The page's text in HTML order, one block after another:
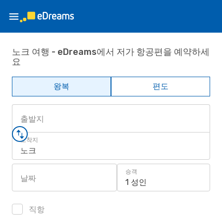
노크 여행 - eDreams에서 저가 항공편을 예약하세
요
왕복 편도
출발지
도착지
노크
날짜
승객
1 성인
직항